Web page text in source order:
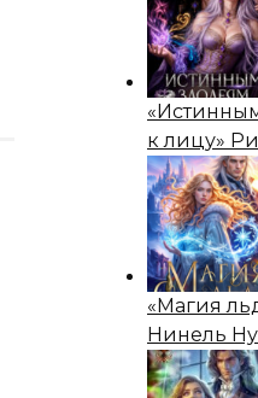
к лицу»
«Магия
Нинель